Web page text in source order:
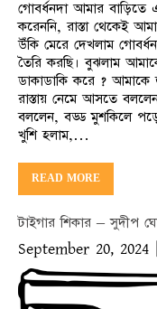
গোবর্ধনদা আমার বাড়িতে
করেননি, রাস্তা থেকেই
উঁকি মেরে দেখলাম
তৈরি করছি। বুঝলাম
ডাকাডাকি করে ? আমাকে
রাস্তায় নেমে আসতে
বললেন, বড্ড মুশকিলে
খুশি হলাম,…
READ MORE
টাইগার শিকার – সুদীপ
September 20, 2024 |